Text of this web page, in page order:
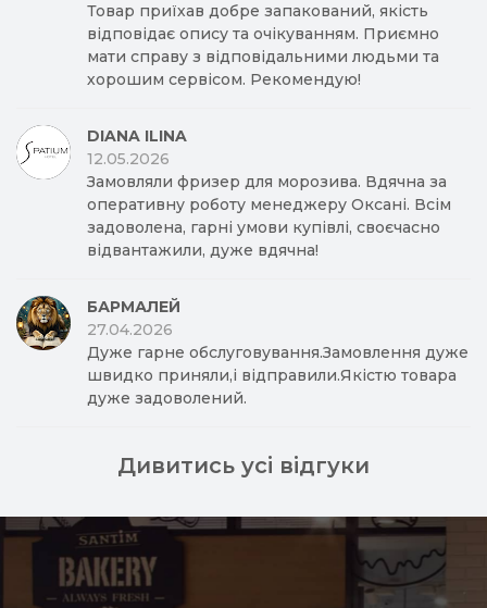
Товар приїхав добре запакований, якість
відповідає опису та очікуванням. Приємно
мати справу з відповідальними людьми та
хорошим сервісом. Рекомендую!
DIANA ILINA
12.05.2026
Замовляли фризер для морозива. Вдячна за
оперативну роботу менеджеру Оксані. Всім
задоволена, гарні умови купівлі, своєчасно
відвантажили, дуже вдячна!
БАРМАЛЕЙ
27.04.2026
Дуже гарне обслуговування.Замовлення дуже
швидко приняли,і відправили.Якістю товара
дуже задоволений.
Дивитись усі відгуки